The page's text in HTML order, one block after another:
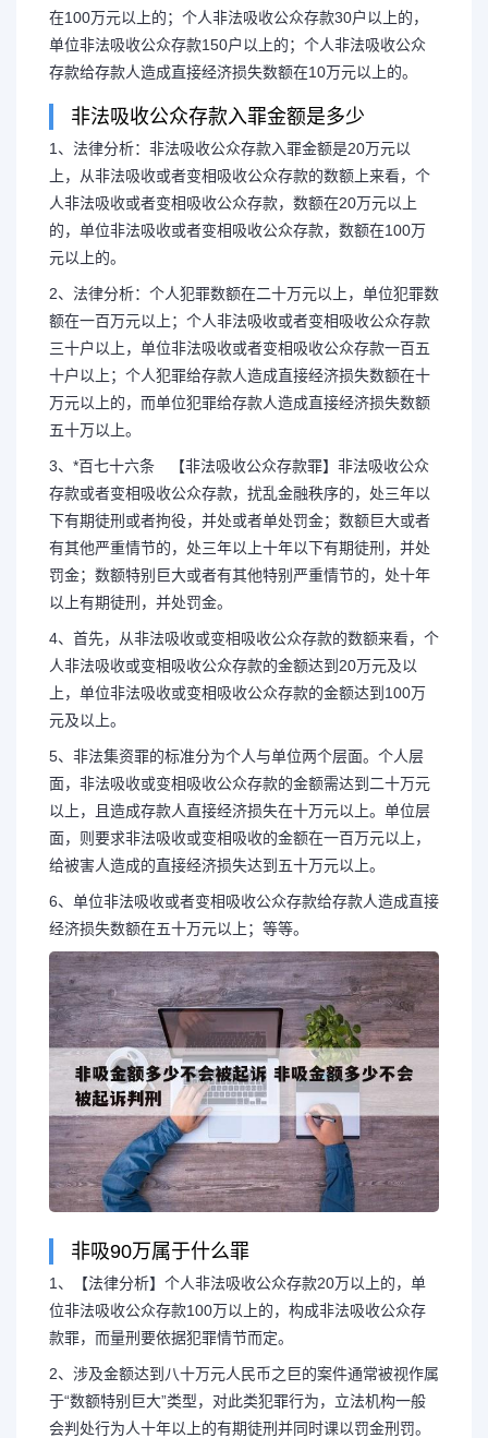
在100万元以上的；个人非法吸收公众存款30户以上的，
单位非法吸收公众存款150户以上的；个人非法吸收公众
存款给存款人造成直接经济损失数额在10万元以上的。
非法吸收公众存款入罪金额是多少
1、法律分析：非法吸收公众存款入罪金额是20万元以
上，从非法吸收或者变相吸收公众存款的数额上来看，个
人非法吸收或者变相吸收公众存款，数额在20万元以上
的，单位非法吸收或者变相吸收公众存款，数额在100万
元以上的。
2、法律分析：个人犯罪数额在二十万元以上，单位犯罪数
额在一百万元以上；个人非法吸收或者变相吸收公众存款
三十户以上，单位非法吸收或者变相吸收公众存款一百五
十户以上；个人犯罪给存款人造成直接经济损失数额在十
万元以上的，而单位犯罪给存款人造成直接经济损失数额
五十万以上。
3、*百七十六条 【非法吸收公众存款罪】非法吸收公众
存款或者变相吸收公众存款，扰乱金融秩序的，处三年以
下有期徒刑或者拘役，并处或者单处罚金；数额巨大或者
有其他严重情节的，处三年以上十年以下有期徒刑，并处
罚金；数额特别巨大或者有其他特别严重情节的，处十年
以上有期徒刑，并处罚金。
4、首先，从非法吸收或变相吸收公众存款的数额来看，个
人非法吸收或变相吸收公众存款的金额达到20万元及以
上，单位非法吸收或变相吸收公众存款的金额达到100万
元及以上。
5、非法集资罪的标准分为个人与单位两个层面。个人层
面，非法吸收或变相吸收公众存款的金额需达到二十万元
以上，且造成存款人直接经济损失在十万元以上。单位层
面，则要求非法吸收或变相吸收的金额在一百万元以上，
给被害人造成的直接经济损失达到五十万元以上。
6、单位非法吸收或者变相吸收公众存款给存款人造成直接
经济损失数额在五十万元以上；等等。
非吸90万属于什么罪
1、【法律分析】个人非法吸收公众存款20万以上的，单
位非法吸收公众存款100万以上的，构成非法吸收公众存
款罪，而量刑要依据犯罪情节而定。
2、涉及金额达到八十万元人民币之巨的案件通常被视作属
于“数额特别巨大”类型，对此类犯罪行为，立法机构一般
会判处行为人十年以上的有期徒刑并同时课以罚金刑罚。
长按图片识别二维